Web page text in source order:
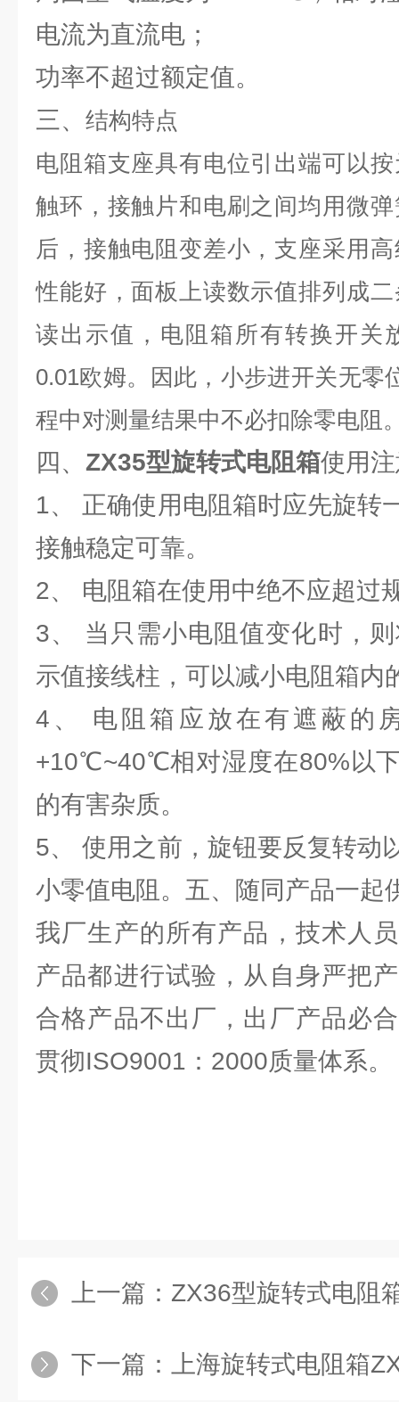
电流为直流电；
功率不超过额定值。
三、 结构特点
电阻箱支座具有电位引出端可以
触环，接触片和电刷之间均用微
后，接触电阻变差小，支座采用
性能好，面板上读数示值排列成
读出示值，电阻箱所有转换开关
0.01欧姆。因此，小步进开关无零
程中对测量结果中不必扣除零电阻
四、 ZX35型旋转式电阻箱使用
1、 正确使用电阻箱时应先旋转
接触稳定可靠。
2、 电阻箱在使用中绝不应超过
3、 当只需小电阻值变化时，则
示值接线柱，可以减小电阻箱内
4、 电阻箱应放在有遮蔽的
+10℃~40℃相对湿度在80%以
的有害杂质。
5、 使用之前，旋钮要反复转动
小零值电阻。五、随同产品一起
我厂生产的所有产品，技术人
产品都进行试验，从自身严把
合格产品不出厂，出厂产品必
贯彻ISO9001：2000质量体系。
上一篇： ZX36型旋转式电阻
下一篇： 上海旋转式电阻箱